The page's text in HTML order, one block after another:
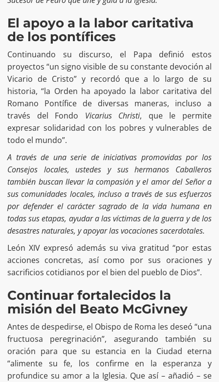
El apoyo a la labor caritativa
de los pontífices
Continuando su discurso, el Papa definió estos
proyectos “un signo visible de su constante devoción al
Vicario de Cristo” y recordó que a lo largo de su
historia, “la Orden ha apoyado la labor caritativa del
Romano Pontífice de diversas maneras, incluso a
través del Fondo Vicarius Christi, que le permite
expresar solidaridad con los pobres y vulnerables de
todo el mundo”.
A través de una serie de iniciativas promovidas por los
Consejos locales, ustedes y sus hermanos Caballeros
también buscan llevar la compasión y el amor del Señor a
sus comunidades locales, incluso a través de sus esfuerzos
por defender el carácter sagrado de la vida humana en
todas sus etapas, ayudar a las víctimas de la guerra y de los
desastres naturales, y apoyar las vocaciones sacerdotales.
León XIV expresó además su viva gratitud “por estas
acciones concretas, así como por sus oraciones y
sacrificios cotidianos por el bien del pueblo de Dios”.
Continuar fortalecidos la
misión del Beato McGivney
Antes de despedirse, el Obispo de Roma les deseó “una
fructuosa peregrinación”, asegurando también su
oración para que su estancia en la Ciudad eterna
“alimente su fe, los confirme en la esperanza y
profundice su amor a la Iglesia. Que así – añadió – se